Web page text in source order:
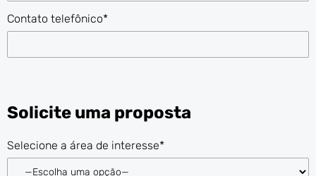
Contato telefônico*
Solicite uma proposta
Selecione a área de interesse*